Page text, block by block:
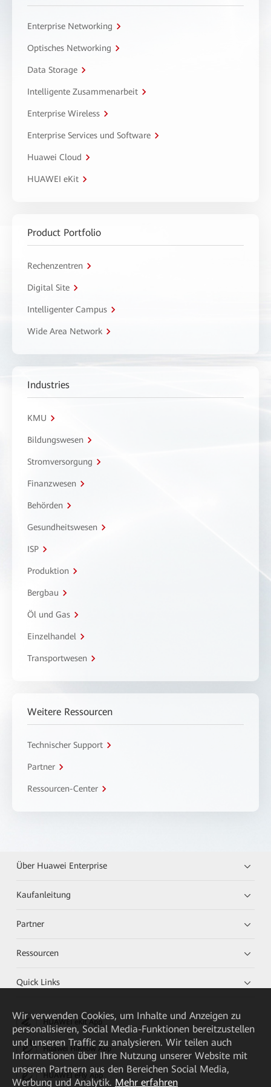
Enterprise Networking
Optisches Networking
Data Storage
Intelligente Zusammenarbeit
Enterprise Wireless
Enterprise Services und Software
Huawei Cloud
HUAWEI eKit
Product Portfolio
Rechenzentren
Digital Site
Intelligenter Campus
Wide Area Network
Industries
KMU
Bildungswesen
Stromversorgung
Finanzwesen
Behörden
Gesundheitswesen
ISP
Produktion
Bergbau
Öl und Gas
Einzelhandel
Transportwesen
Weitere Ressourcen
Technischer Support
Partner
Ressourcen-Center
Über Huawei Enterprise
Kaufanleitung
Partner
Ressourcen
Quick Links
HUAWEI eKit App
Huawei HiKnow App
HUAWEI eFly App
Wir verwenden Cookies, um Inhalte und Anzeigen zu
personalisieren, Social Media-Funktionen bereitzustellen
und unseren Traffic zu analysieren. Wir teilen auch
Informationen über Ihre Nutzung unserer Website mit
unseren Partnern aus den Bereichen Social Media,
Werbung und Analytik. Mehr erfahren